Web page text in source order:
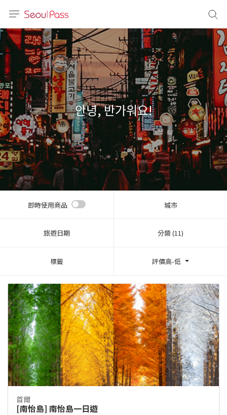
体)
文 (台灣)
안녕, 반가워요!
即時使用商品 城市
旅遊日期 分類 (11)
標籤 評價高-低
首爾
[南怡島] 南怡島一日遊